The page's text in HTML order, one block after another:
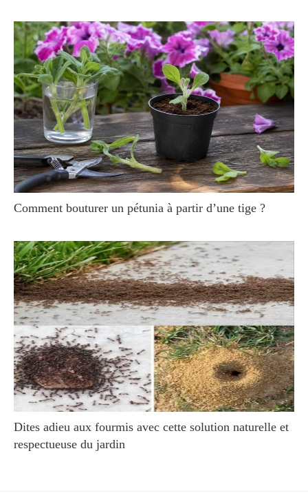
Comment bouturer un pétunia à partir d’une tige ?
Dites adieu aux fourmis avec cette solution naturelle et
respectueuse du jardin